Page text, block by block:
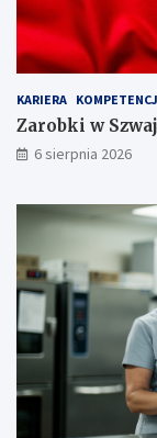
ą
k
i
w
y
m
g
n
i
a
ó
?
KARIERA
Zarobki w
6 sierpnia 2026